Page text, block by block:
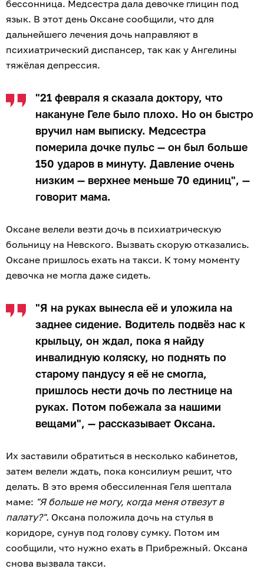
бессонница. Медсестра дала девочке глицин под
язык. В этот день Оксане сообщили, что для
дальнейшего лечения дочь направляют в
психиатрический диспансер, так как у Ангелины
тяжёлая депрессия.
"21 февраля я сказала доктору, что
накануне Геле было плохо. Но он быстро
вручил нам выписку. Медсестра
померила дочке пульс — он был больше
150 ударов в минуту. Давление очень
низким — верхнее меньше 70 единиц", —
говорит мама.
Оксане велели везти дочь в психиатрическую
больницу на Невского. Вызвать скорую отказались.
Оксане пришлось ехать на такси. К тому моменту
девочка не могла даже сидеть.
"Я на руках вынесла её и уложила на
заднее сидение. Водитель подвёз нас к
крыльцу, он ждал, пока я найду
инвалидную коляску, но поднять по
старому пандусу я её не смогла,
пришлось нести дочь по лестнице на
руках. Потом побежала за нашими
вещами", — рассказывает Оксана.
Их заставили обратиться в несколько кабинетов,
затем велели ждать, пока консилиум решит, что
делать. В это время обессиленная Геля шептала
маме: "Я больше не могу, когда меня отвезут в
палату?". Оксана положила дочь на стулья в
коридоре, сунув под голову сумку. Потом им
сообщили, что нужно ехать в Прибрежный. Оксана
снова вызвала такси.